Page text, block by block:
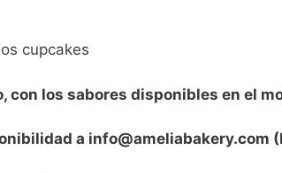
cupcakes
con los sabores disponibles en el
a info@ameliabakery.com